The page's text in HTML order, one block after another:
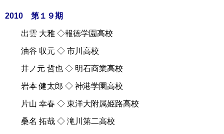
2010 第１９期
出雲 大雅 ◇報徳学園高校
油谷 収元 ◇ 市川高校
井ノ元 哲也 ◇ 明石商業高校
岩本 健太郎 ◇ 神港学園高校
片山 幸春 ◇ 東洋大附属姫路高校
桑名 拓哉 ◇ 滝川第二高校